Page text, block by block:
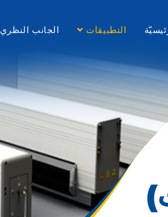
التطبيقات الجانب النظري